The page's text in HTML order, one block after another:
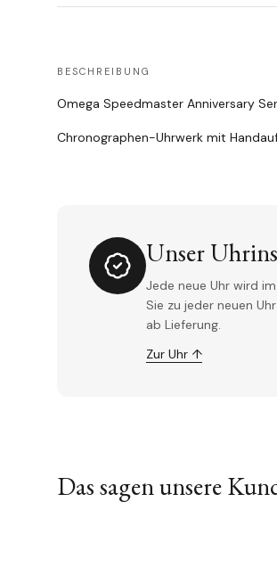
BESCHREIBUNG
Omega Speedmaster Anniversary
Chronographen-Uhrwerk mit
Unser
Jede neue Uhr wird
Sie zu jeder neuen
ab Lieferung.
Zur Uhr ↑
Das sagen unsere